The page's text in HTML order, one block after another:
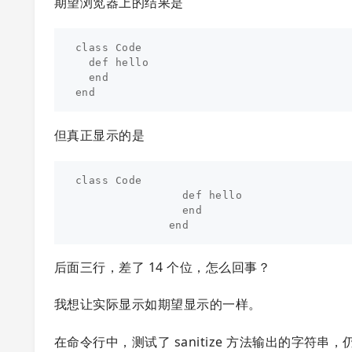
class Code
  def hello
  end
但真正显示的是
class Code
                def hello
                end
后面三行，差了 14 个位，怎么回事？
我想让实际显示如期望显示的一样。
在命令行中，测试了 sanitize 方法输出的字符串，